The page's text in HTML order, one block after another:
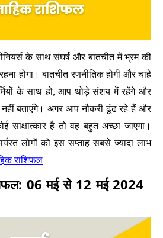
के साथ संघर्ष और बातचीत में भ्रम की
होगा। बातचीत रणनीतिक होगी और चाहे
के साथ हो, आप थोड़े संशय में रहेंगे और
बताएंगे। अगर आप नौकरी ढूंढ रहे हैं और
है तो वह बहुत अच्छा जाएगा।
लोगों को इस सप्ताह सबसे ज्यादा लाभ
राशिफल
06 मई से 12 मई 2024